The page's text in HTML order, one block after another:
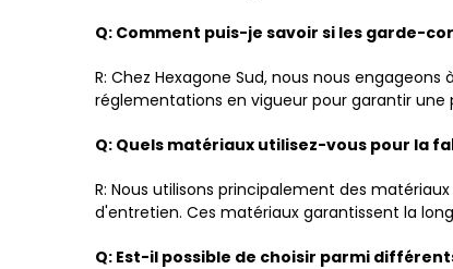
Q: Comment puis-je savoir si les garde-
R: Chez Hexagone Sud, nous nous
réglementations en vigueur pour garantir
Q: Quels matériaux utilisez-vous pour la
R: Nous utilisons principalement des
d'entretien. Ces matériaux garantissent la
Q: Est-il possible de choisir parmi